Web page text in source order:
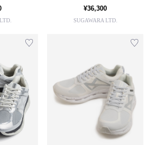
¥36,300
SUGAWARA LTD.